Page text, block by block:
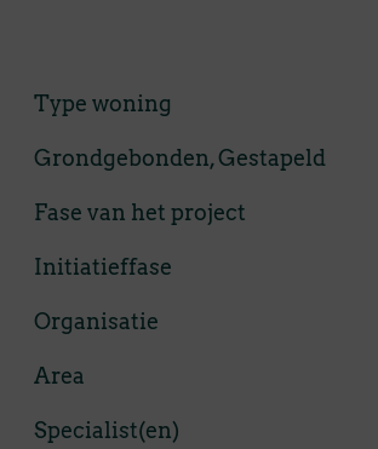
Type woning
Grondgebonden, Gestapeld
Fase van het project
Initiatieffase
Organisatie
Area
Specialist(en)